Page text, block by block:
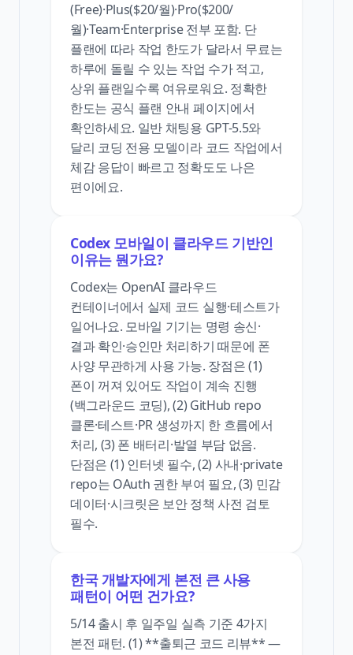
(Free)·Plus($20/월)·Pro($200/
월)·Team·Enterprise 전부 포함. 단
플랜에 따라 작업 한도가 달라서 무료는
하루에 돌릴 수 있는 작업 수가 적고,
상위 플랜일수록 여유로워요. 정확한
한도는 공식 플랜 안내 페이지에서
확인하세요. 일반 채팅용 GPT-5.5와
달리 코딩 전용 모델이라 코드 작업에서
체감 응답이 빠르고 정확도도 나은
편이에요.
Codex 모바일이 클라우드 기반인
이유는 뭔가요?
Codex는 OpenAI 클라우드
컨테이너에서 실제 코드 실행·테스트가
일어나요. 모바일 기기는 명령 송신·
결과 확인·승인만 처리하기 때문에 폰
사양 무관하게 사용 가능. 장점은 (1)
폰이 꺼져 있어도 작업이 계속 진행
(백그라운드 코딩), (2) GitHub repo
클론·테스트·PR 생성까지 한 흐름에서
처리, (3) 폰 배터리·발열 부담 없음.
단점은 (1) 인터넷 필수, (2) 사내·private
repo는 OAuth 권한 부여 필요, (3) 민감
데이터·시크릿은 보안 정책 사전 검토
필수.
한국 개발자에게 본전 큰 사용
패턴이 어떤 건가요?
5/14 출시 후 일주일 실측 기준 4가지
본전 패턴. (1) **출퇴근 코드 리뷰** —